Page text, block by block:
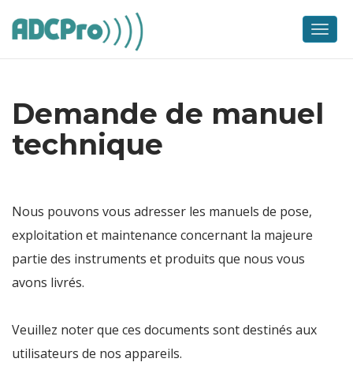
content
Menu
Demande de manuel
technique
Nous pouvons vous adresser les manuels de pose,
exploitation et maintenance concernant la majeure
partie des instruments et produits que nous vous
avons livrés.
Veuillez noter que ces documents sont destinés aux
utilisateurs de nos appareils.